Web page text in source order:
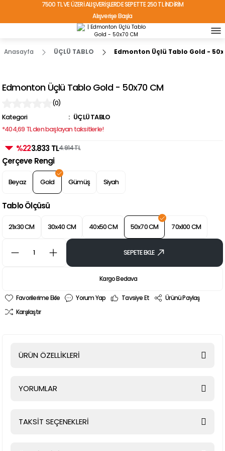
7500 TL VE ÜZERİ ALIŞVERİŞLERDE SEPETTE 250 TL İNDİRİM
Alışverişe Başla
TÜRKİYE'NİN HER YERİNE ÜCRETSİZ KARGO!
Anasayfa ÜÇLÜ TABLO Edmonton Üçlü Tablo Gold -
Edmonton Üçlü Tablo Gold - 50x70 CM
(0)
Kategori
ÜÇLÜ TABLO
*404,69 TL den başlayan taksitlerle!
%223.833 TL4.914 TL
Çerçeve Rengi
Beyaz Gold Gümüş Siyah
Tablo Ölçüsü
21x30 CM 30x40 CM 40x50 CM 50x70 CM 70x100 CM
SEPETE EKLE
Kargo Bedava
Yorum Yap Tavsiye Et
Ürünü Paylaş
Karşılaştır
ÜRÜN ÖZELLİKLERİ
YORUMLAR
TAKSİT SEÇENEKLERİ